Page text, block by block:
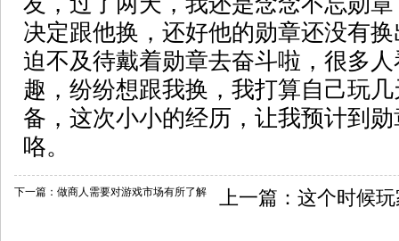
决定跟他换，还好他的勋章还没有
迫不及待戴着勋章去奋斗啦，很多
趣，纷纷想跟我换，我打算自己玩
备，这次小小的经历，让我预计到
咯。
下一篇： 做商人需要对游戏市场有所了解 上一篇： 这个时候